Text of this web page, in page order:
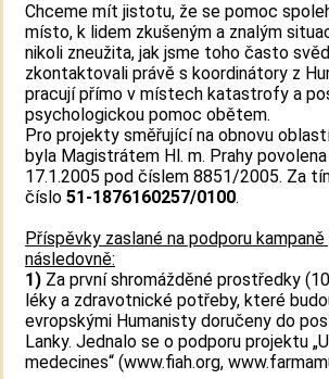
Chceme mít jistotu, že se pomoc
místo, k lidem zkušeným a znalým
nikoli zneužita, jak jsme toho často
zkontaktovali právě s koordinátory z
pracují přímo v místech katastrofy a
psychologickou pomoc obětem.
Pro projekty směřující na obnovu
byla Magistrátem Hl. m. Prahy
17.1.2005 pod číslem 8851/2005. Za
číslo 51-1876160257/0100.
Příspěvky zaslané na podporu
následovně:
1) Za první shromážděné prostředky
léky a zdravotnické potřeby, které
evropskými Humanisty doručeny do
Lanky. Jednalo se o podporu projektu
medecines“ (www.fiah.org,